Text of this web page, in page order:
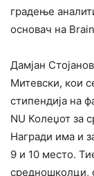
градење
основач на
Дамјан
Митевски, кои
стипендија на
NU Колеџот за
Награди има и
9 и 10 место.
средношколци,